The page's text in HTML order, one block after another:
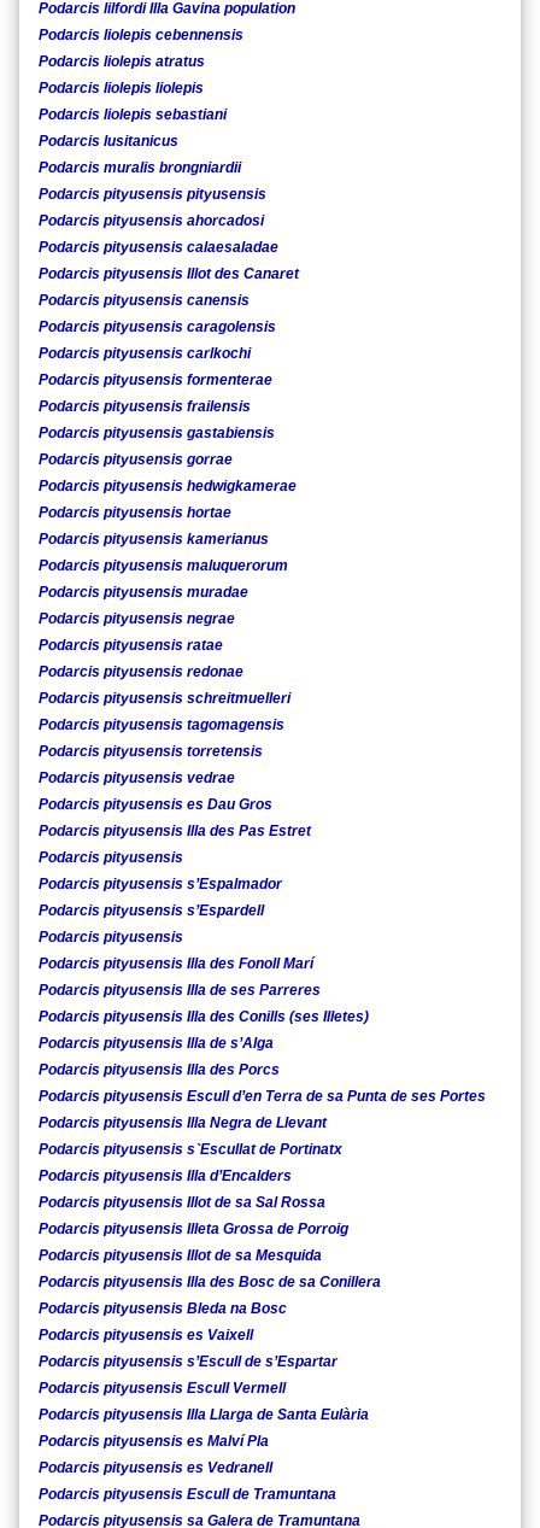
Podarcis lilfordi Illa Gavina population
Podarcis liolepis cebennensis
Podarcis liolepis atratus
Podarcis liolepis liolepis
Podarcis liolepis sebastiani
Podarcis lusitanicus
Podarcis muralis brongniardii
Podarcis pityusensis pityusensis
Podarcis pityusensis ahorcadosi
Podarcis pityusensis calaesaladae
Podarcis pityusensis Illot des Canaret
Podarcis pityusensis canensis
Podarcis pityusensis caragolensis
Podarcis pityusensis carlkochi
Podarcis pityusensis formenterae
Podarcis pityusensis frailensis
Podarcis pityusensis gastabiensis
Podarcis pityusensis gorrae
Podarcis pityusensis hedwigkamerae
Podarcis pityusensis hortae
Podarcis pityusensis kamerianus
Podarcis pityusensis maluquerorum
Podarcis pityusensis muradae
Podarcis pityusensis negrae
Podarcis pityusensis ratae
Podarcis pityusensis redonae
Podarcis pityusensis schreitmuelleri
Podarcis pityusensis tagomagensis
Podarcis pityusensis torretensis
Podarcis pityusensis vedrae
Podarcis pityusensis es Dau Gros
Podarcis pityusensis Illa des Pas Estret
Podarcis pityusensis
Podarcis pityusensis s’Espalmador
Podarcis pityusensis s’Espardell
Podarcis pityusensis
Podarcis pityusensis Illa des Fonoll Marí
Podarcis pityusensis Illa de ses Parreres
Podarcis pityusensis Illa des Conills (ses Illetes)
Podarcis pityusensis Illa de s’Alga
Podarcis pityusensis Illa des Porcs
Podarcis pityusensis Escull d’en Terra de sa Punta de ses Portes
Podarcis pityusensis Illa Negra de Llevant
Podarcis pityusensis s`Escullat de Portinatx
Podarcis pityusensis Illa d’Encalders
Podarcis pityusensis Illot de sa Sal Rossa
Podarcis pityusensis Illeta Grossa de Porroig
Podarcis pityusensis Illot de sa Mesquida
Podarcis pityusensis Illa des Bosc de sa Conillera
Podarcis pityusensis Bleda na Bosc
Podarcis pityusensis es Vaixell
Podarcis pityusensis s’Escull de s’Espartar
Podarcis pityusensis Escull Vermell
Podarcis pityusensis Illa Llarga de Santa Eulària
Podarcis pityusensis es Malví Pla
Podarcis pityusensis es Vedranell
Podarcis pityusensis Escull de Tramuntana
Podarcis pityusensis sa Galera de Tramuntana